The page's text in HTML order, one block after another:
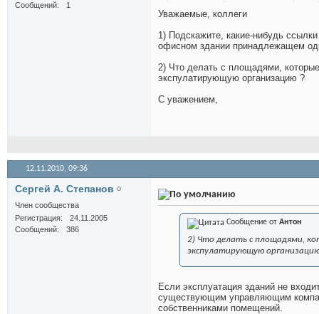
Сообщений
1
Уважаемые, коллеги
1) Подскажите, какие-нибудь
офисном здании принадлежащем
2) Что делать с площадями,
экспулатирующую организацию ?
С уважением,
12.11.2010, 09:36
Сергей А. Степанов
Член сообщества
Регистрация
24.11.2005
Сообщений
386
Сообщение от Антон
2) Что делать с площадями,
экспулатирующую
Если эксплуатация зданий не
существующим управляющим
собственниками помещений.